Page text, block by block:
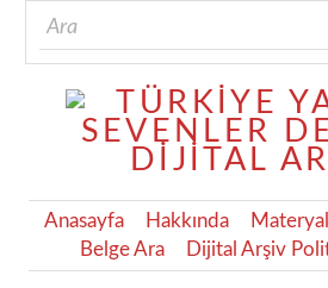
Anasayfa Hakkında
Belge Ara
Dijital Arşiv